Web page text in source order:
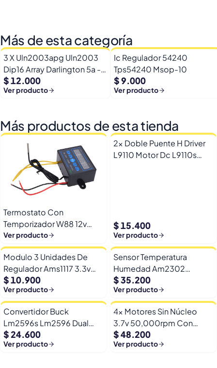
Más de esta categoría
3 X Uln2003apg Uln2003
Dip16 Array Darlington 5a -
50v
$ 12.000
Ver producto
Ic Regulador 54240
Tps54240 Msop-10
$ 9.000
Ver producto
Más productos de esta tienda
Termostato Con
Temporizador W88 12v
Automatico Frio Calor
Ver producto
2x Doble Puente H Driver
L9110 Motor Dc L9110s
$ 15.400
Ver producto
Modulo 3 Unidades De
Regulador Ams1117 3.3v
Yp-8 Con Pines
$ 10.900
Ver producto
Sensor Temperatura
Humedad Am2302
Dht22/am2302 Digital
Esp32
$ 35.200
Ver producto
Convertidor Buck
Lm2596s Lm2596 Dual
Usb 9-36v A 5v Dc Jack
$ 24.600
Ver producto
4x Motores Sin Núcleo
3.7v 50,000rpm Con
Helices Micro Fpv
$ 48.200
Ver producto